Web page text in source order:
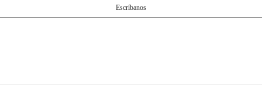
Escríbanos